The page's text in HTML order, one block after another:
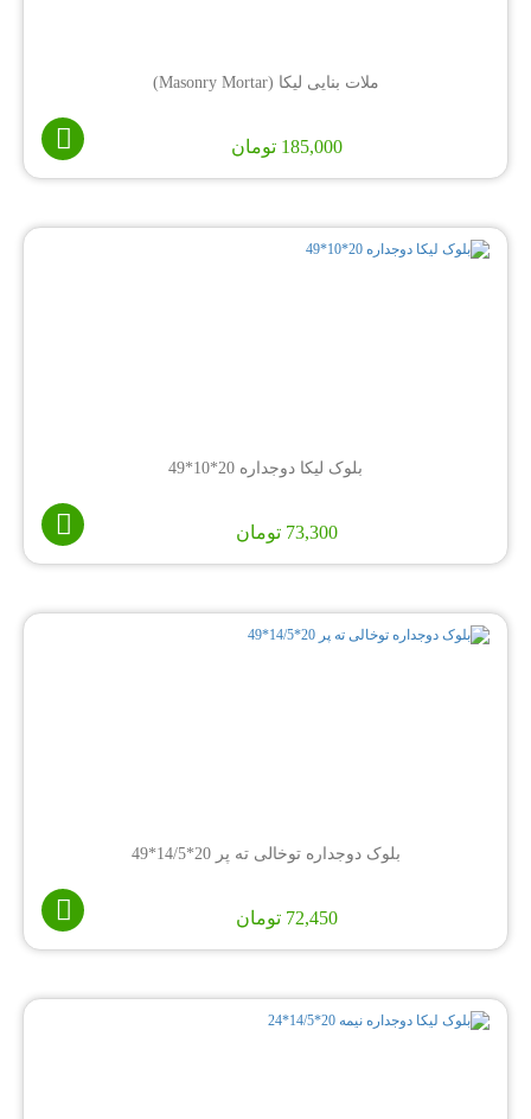
ملات بنایی لیکا (Masonry Mortar)
185,000 تومان
بلوک لیکا دوجداره 20*10*49
73,300 تومان
بلوک دوجداره توخالی ته پر 20*14/5*49
72,450 تومان